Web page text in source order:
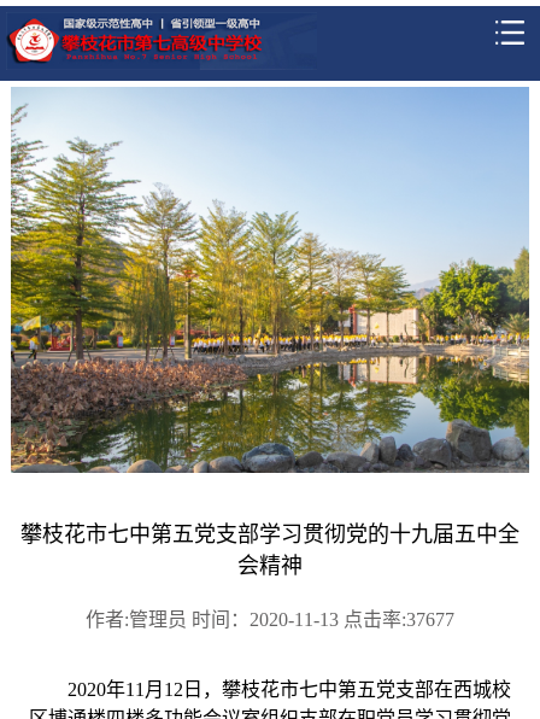
攀枝花市七中第五党支部学习贯彻党的十九届五中全
会精神
作者:管理员 时间：2020-11-13 点击率:37677
2020年11月12日，攀枝花市七中第五党支部在西城校